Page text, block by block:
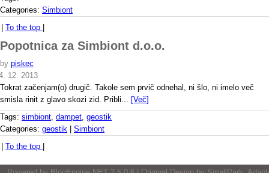
Categories: Simbiont
To the top
Popotnica za Simbiont d.o.o.
by piskec
12. 2013
Tokrat začenjam(o) drugič. Takole sem prvič odnehal, ni šlo, ni imelo več
smisla rinit z glavo skozi zid. Pribli... [Več]
Tags: simbiont, dampet, geostik
Categories: geostik
Simbiont
To the top